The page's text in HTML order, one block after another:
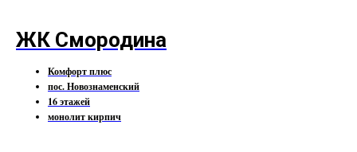
ЖК Смородина
Комфорт плюс
пос. Новознаменский
16 этажей
монолит кирпич